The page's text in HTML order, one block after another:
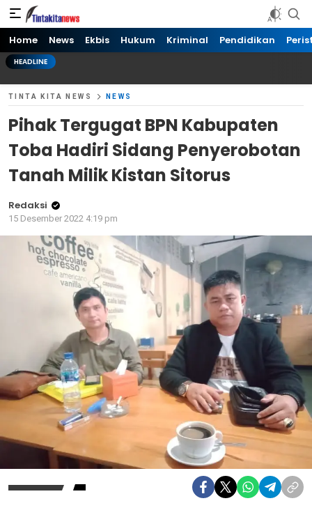
Tinta kita News
Informasi Terkini
Home News Ekbis Hukum Kriminal Pendidikan
HEADLINE
TINTA KITA NEWS NEWS
Pihak Tergugat BPN Kabupaten
Toba Hadiri Sidang Penyerobotan
Tanah Milik Kistan Sitorus
Redaksi
15 Desember 2022 4:19 pm